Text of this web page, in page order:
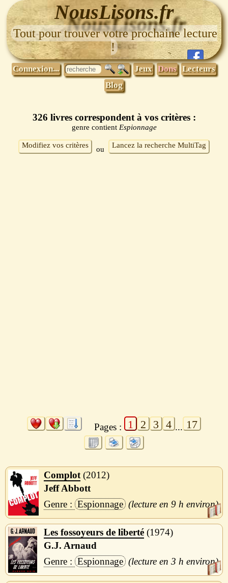
NousLisons.fr
Tout pour trouver votre prochaine lecture
!
Connexion... Jeux Dons Lecteurs
Blog
326 livres correspondent à vos critères :
genre contient Espionnage
Modifiez vos critères ou Lancez la recherche MultiTag
Pages : 1 2 3 4 ... 17
Complot 2012
Jeff Abbott
Espionnage
9 h
Les fossoyeurs de liberté 1974
G.J. Arnaud
Espionnage
3 h